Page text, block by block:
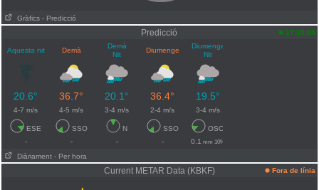
Gràfics - Predicció
Predicció 17:35:05
Aquesta nit Demà
Demà
Nit
Diumenge
Diumenge
Nit
20.6° 36.7° 20.1° 36.4° 19.5°
4-7 m/s 4-5 m/s 3-4 m/s 2-4 m/s 3-4 m/s
ESE SSO N SSO
OSO
-
- - - 0.1 mm 10%
Diàriament - Per hora
Current METAR Data (KBKF) Fora de línia